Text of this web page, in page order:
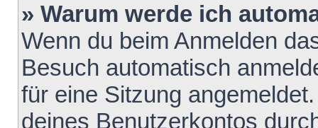
» Warum werde ich
Wenn du beim Anmelden
Besuch automatisch
für eine Sitzung
deines Benutzerkontos